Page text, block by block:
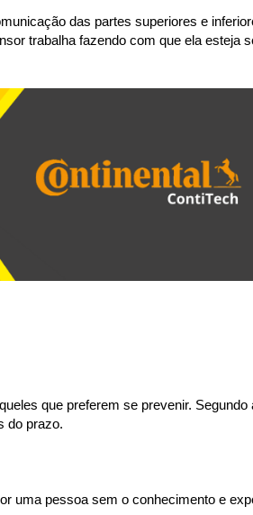
das partes superiores e
trabalha fazendo com que ela esteja
que preferem se prevenir. Segundo
do prazo.
uma pessoa sem o conhecimento e